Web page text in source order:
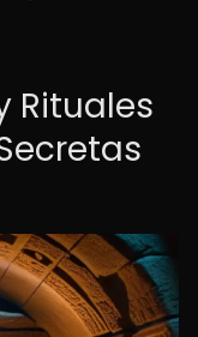
Rituales